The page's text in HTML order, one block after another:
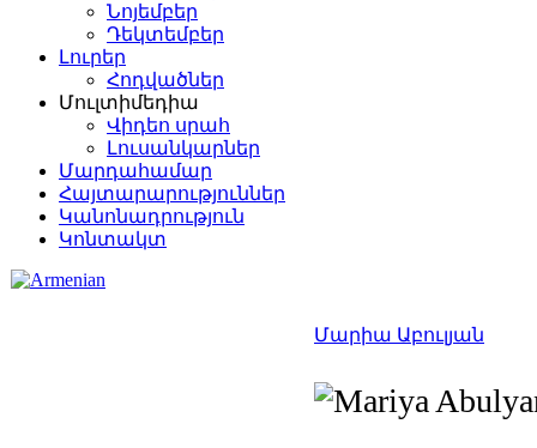
Նոյեմբեր
Դեկտեմբեր
Լուրեր
Հոդվածներ
Մուլտիմեդիա
Վիդեո սրահ
Լուսանկարներ
Մարդահամար
Հայտարարություններ
Կանոնադրություն
Կոնտակտ
Մարիա Աբուլյան